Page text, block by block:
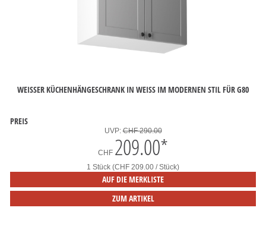
WEISSER KÜCHENHÄNGESCHRANK IN WEISS IM MODERNEN STIL FÜR G80
PREIS
UVP:CHF 290.00
CHF 209.00*
1 Stück (CHF 209.00 / Stück)
AUF DIE MERKLISTE
ZUM ARTIKEL